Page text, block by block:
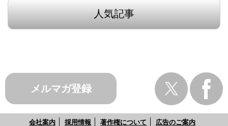
人気記事
メルマガ登録
会社案内 採用情報 著作権について 広告のご案内